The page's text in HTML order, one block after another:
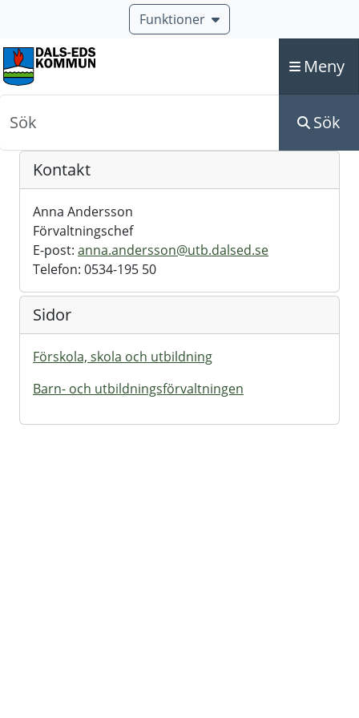
Funktioner
Sök
Meny
Kontakt
Anna Andersson
Förvaltningschef
E-post: anna.andersson@utb.dalsed.se
Telefon: 0534-195 50
Sidor
Förskola, skola och utbildning
Barn- och utbildningsförvaltningen